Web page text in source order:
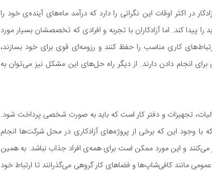
در اکثر اوقات این نگرانی را دارد که درآمد ماه‌های آینده‌ی خود را
پیدا کند. اما آزادکاران با تجربه و افرادی که تخصصشان بسیار مورد
کاری مناسب را حفظ کنند و رزومه‌ای قوی برای خود بسازند،
انجام دادن دارند. از دیگر راه حل‌های این مشکل نیز می‌توان به
تجهیزات و دفتر کار است که باید به صورت شخصی پرداخت شود.
با وجود این که برخی از پروژه‌های آزادکاری در محل شرکت‌ها انجام
می‌کنند و این مورد ممکن است برای همه‌ی افراد جذاب نباشد. به همین
مانند کافی‌شاپ‌ها و فضاهای کار گروهی می‌گذرانند تا ارتباط خود